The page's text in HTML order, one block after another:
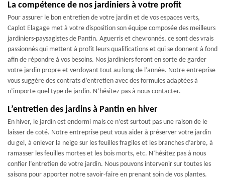
La compétence de nos jardiniers à votre profit
Pour assurer le bon entretien de votre jardin et de vos espaces verts,
Caplot Elagage met à votre disposition son équipe composée des meilleurs
jardiniers-paysagistes de Pantin. Aguerris et chevronnés, ce sont des vrais
passionnés qui mettent à profit leurs qualifications et qui se donnent à fond
afin de répondre à vos besoins. Nos jardiniers feront en sorte de garder
votre jardin propre et verdoyant tout au long de l’année. Notre entreprise
vous suggère des contrats d’entretien avec des formules adaptées à
n’importe quel type de jardin. N’hésitez pas à nous contacter.
L’entretien des jardins à Pantin en hiver
En hiver, le jardin est endormi mais ce n’est surtout pas une raison de le
laisser de coté. Notre entreprise peut vous aider à préserver votre jardin
du gel, à enlever la neige sur les feuilles fragiles et les branches d’arbre, à
ramasser les feuilles mortes et les bois morts, etc. N’hésitez pas à nous
confier l’entretien de votre jardin. Nous pouvons intervenir sur toutes les
saisons pour apporter notre savoir-faire en prenant soin de vos plantes.